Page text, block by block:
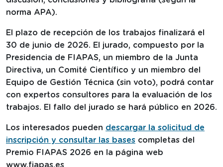
norma APA).
El plazo de recepción de los trabajos finalizará el
30 de junio de 2026. El jurado, compuesto por la
Presidencia de FIAPAS, un miembro de la Junta
Directiva, un Comité Científico y un miembro del
Equipo de Gestión Técnica (sin voto), podrá contar
con expertos consultores para la evaluación de los
trabajos. El fallo del jurado se hará público en 2026.
Los interesados pueden descargar la solicitud de
inscripción y consultar las bases completas del
Premio FIAPAS 2026 en la página web
www.fiapas.es